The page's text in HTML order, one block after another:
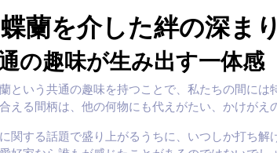
蘭を介した絆の深まり
の趣味が生み出す一体感
という共通の趣味を持つことで、私たちの間に
える間柄は、他の何物にも代えがたい、かけがえ
関する話題で盛り上がるうちに、いつしか打ち